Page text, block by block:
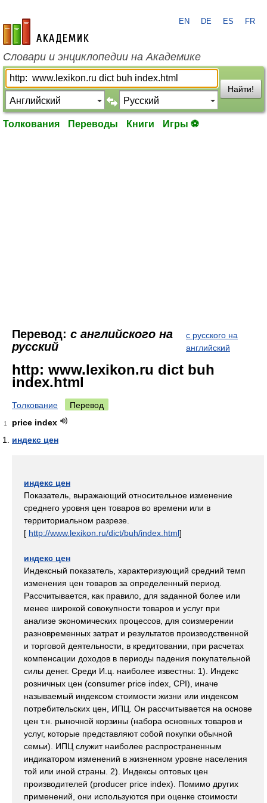
academic.ru
EN DE ES FR
Словари и энциклопедии на Академике
Найти!
Толкования Переводы Книги Игры ⚽
Перевод: с английского на
русский
с русского на
английский
http: www.lexikon.ru dict buh
index.html
Толкование Перевод
1
price index
индекс цен
индекс цен
Показатель, выражающий относительное изменение
среднего уровня цен товаров во времени или в
территориальном разрезе.
[ http://www.lexikon.ru/dict/buh/index.html]
индекс цен
Индексный показатель, характеризующий средний темп
изменения цен товаров за определенный период.
Рассчитывается, как правило, для заданной более или
менее широкой совокупности товаров и услуг при
анализе экономических процессов, для соизмерении
разновременных затрат и результатов производственной
и торговой деятельности, в кредитовании, при расчетах
компенсации доходов в периоды падения покупательной
силы денег. Среди И.ц. наиболее известны: 1). Индекс
розничных цен (consumer price index, CPI), иначе
называемый индексом стоимости жизни или индексом
потребительских цен, ИПЦ. Он рассчитывается на основе
цен т.н. рыночной корзины (набора основных товаров и
услуг, которые представляют собой покупки обычной
семьи). ИПЦ служит наиболее распространенным
индикатором изменений в жизненном уровне населения
той или иной страны. 2). Индексы оптовых цен
производителей (producer price index). Помимо других
применений, они используются при оценке стоимости